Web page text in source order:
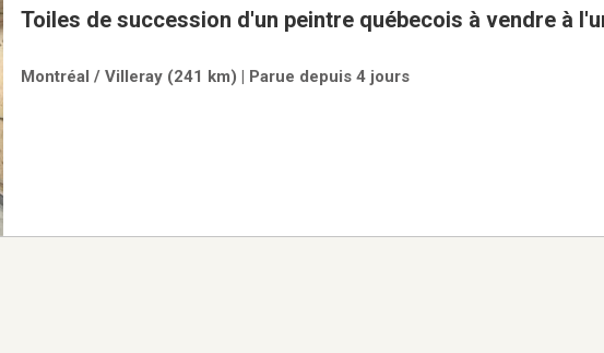
Toiles de succession d'un peintre québecois à vendre à
Montréal / Villeray (241 km) | Parue depuis 4 jours